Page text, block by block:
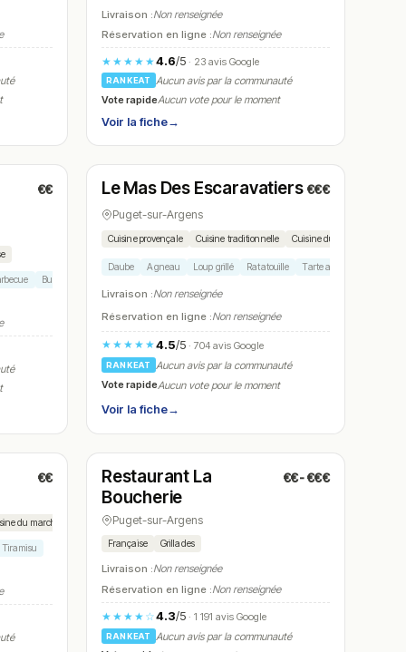
Livraison :Non renseignée
Réservation en ligne :Non renseignée
★★★★★4.6/5 · 23 avis Google
RANKEAT
Aucun avis par la communauté
Vote rapideAucun vote pour le moment
Voir la fiche→
€€
Burger charolais
N° 23
Fermé
Le Mas Des Escaravatiers €€€
Puget-sur-Argens
Cuisine provençale Cuisine traditionnelle Cuisine du sud
Daube Agneau Loup grillé Ratatouille Tarte au citron
Livraison :Non renseignée
Réservation en ligne :Non renseignée
★★★★★4.5/5 · 704 avis Google
RANKEAT
Aucun avis par la communauté
Vote rapideAucun vote pour le moment
Voir la fiche→
€€
du marché
Tiramisu
N° 26
Fermé(11:45 – 14:30, 18:45 – 22:30)
Restaurant La
Boucherie
€€-€€€
Puget-sur-Argens
Française Grillades
Livraison :Non renseignée
Réservation en ligne :Non renseignée
★★★★☆4.3/5 · 1 191 avis Google
RANKEAT
Aucun avis par la communauté